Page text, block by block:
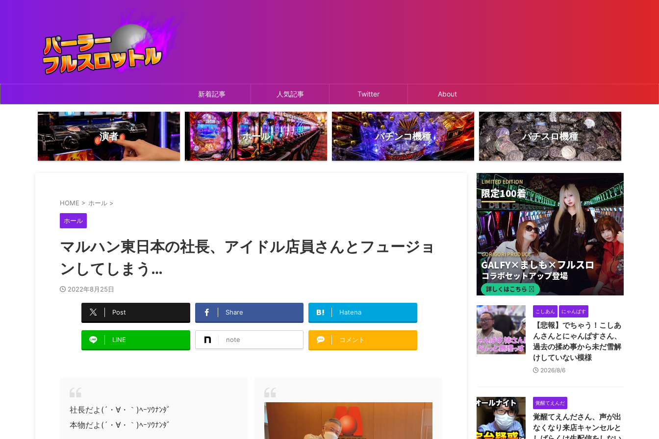
新着記事 人気記事 Twitter About
演者 ホール パチンコ機種 パチスロ機種
HOME > ホール >
ホール
マルハン東日本の社長、アイドル店員さんとフュージョ
ンしてしまう…
2022年8月25日
Post Share Hatena
LINE note コメント
社長だよ(´・∀・｀)ﾍｰｿｳﾅﾝﾀﾞ
本物だよ(´・∀・｀)ﾍｰｿｳﾅﾝﾀﾞ
こしあん にゃんぱす
【悲報】でちゃう！こしあ
んさんとにゃんぱすさん、
過去の揉め事から未だ雪解
けしていない模様
2026/8/6
覚醒てえんだ
覚醒てえんださん、声が出
なくなり来店キャンセルと